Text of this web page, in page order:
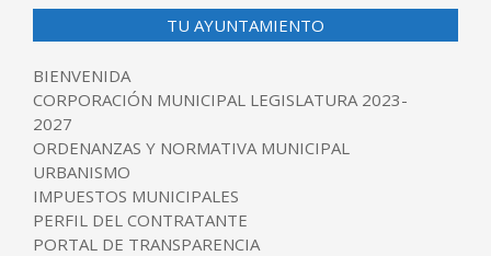
TU AYUNTAMIENTO
BIENVENIDA
CORPORACIÓN MUNICIPAL LEGISLATURA 2023-
2027
ORDENANZAS Y NORMATIVA MUNICIPAL
URBANISMO
IMPUESTOS MUNICIPALES
PERFIL DEL CONTRATANTE
PORTAL DE TRANSPARENCIA